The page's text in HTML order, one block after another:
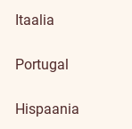
Itaalia
Portugal
Hispaania